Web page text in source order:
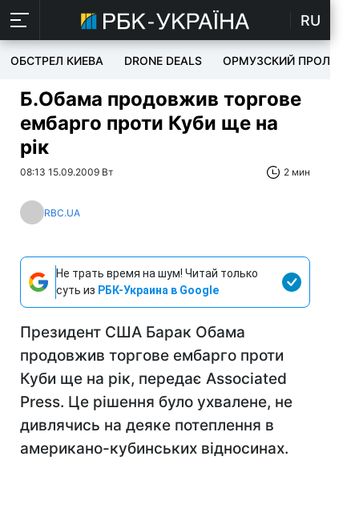
RU
ОБСТРЕЛ КИЕВА DRONE DEALS ОРМУЗСКИЙ ПРОЛИВ
Б.Обама продовжив торгове
ембарго проти Куби ще на
рік
08:13 15.09.2009 Вт 2 мин
RBC.UA
Не трать время на шум! Читай только
суть из РБК-Украина в Google
Президент США Барак Обама
продовжив торгове ембарго проти
Куби ще на рік, передає Associated
Press. Це рішення було ухвалене, не
дивлячись на деяке потеплення в
американо-кубинських відносинах.